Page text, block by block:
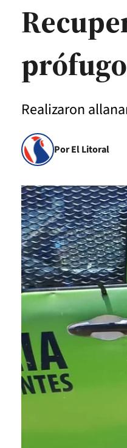
prófugo
Realizaron
Por El Litoral